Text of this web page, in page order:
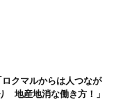
クマルからは人つなが
地産地消な働き方！」